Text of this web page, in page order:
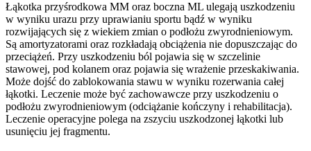
Łąkotka przyśrodkowa MM oraz boczna ML ulegają uszkodzeniu
w wyniku urazu przy uprawianiu sportu bądź w wyniku
rozwijających się z wiekiem zmian o podłożu zwyrodnieniowym.
Są amortyzatorami oraz rozkładają obciążenia nie dopuszczając do
przeciążeń. Przy uszkodzeniu ból pojawia się w szczelinie
stawowej, pod kolanem oraz pojawia się wrażenie przeskakiwania.
Może dojść do zablokowania stawu w wyniku rozerwania całej
łąkotki. Leczenie może być zachowawcze przy uszkodzeniu o
podłożu zwyrodnieniowym (odciążanie kończyny i rehabilitacja).
Leczenie operacyjne polega na zszyciu uszkodzonej łąkotki lub
usunięciu jej fragmentu.